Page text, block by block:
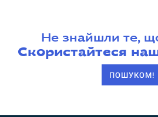
Не знайшли те,
Скористайтеся
ПОШУКОМ!